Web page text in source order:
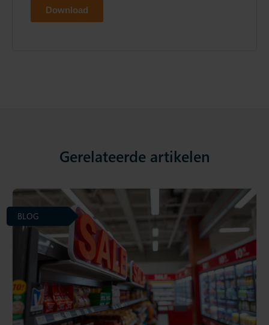
Gerelateerde artikelen
BLOG